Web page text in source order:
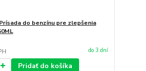
Prísada do benzínu pre zlepšenia
do 3 dní
Pridať do košíka